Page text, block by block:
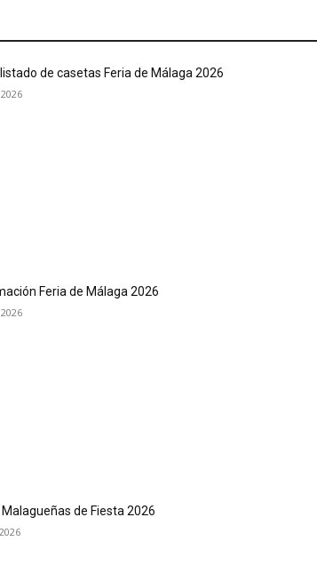
de casetas Feria de Málaga 2026
Feria de Málaga 2026
de Fiesta 2026